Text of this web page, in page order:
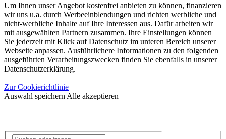
Um Ihnen unser Angebot kostenfrei anbieten zu können, finanzieren
wir uns u.a. durch Werbeeinblendungen und richten werbliche und
nicht-werbliche Inhalte auf Ihre Interessen aus. Dafür arbeiten wir
mit ausgewählten Partnern zusammen. Ihre Einstellungen können
Sie jederzeit mit Klick auf Datenschutz im unteren Bereich unserer
Webseite anpassen. Ausführlichere Informationen zu den folgenden
ausgeführten Verarbeitungszwecken finden Sie ebenfalls in unserer
Datenschutzerklärung.
Zur Cookierichtlinie
Auswahl speichern Alle akzeptieren